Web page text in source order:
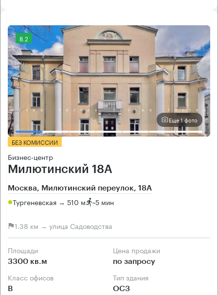
8.2
Еще 1 фото
БЕЗ КОМИССИИ
Бизнес-центр
Милютинский 18А
Москва, Милютинский переулок, 18А
Тургеневская → 510 м ~5 мин
1.38 км → улица Садоводства
Площади
3300 кв.м
Цена продажи
по запросу
Класс офисов
B
Тип здания
ОСЗ